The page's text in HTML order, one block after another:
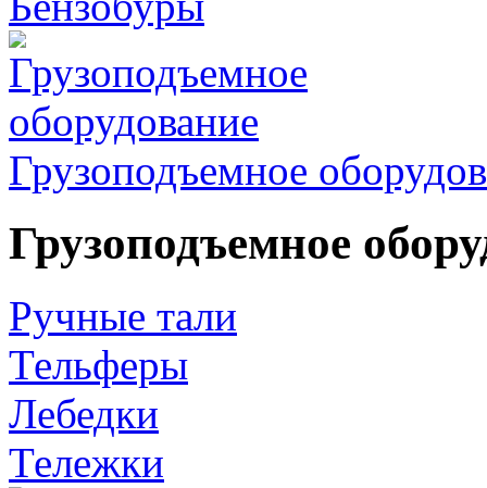
Грузоподъемное
Грузоподъемное
Ручные тали
Тельферы
Лебедки
Тележки